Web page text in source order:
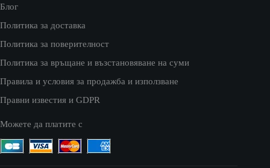
Блог
Политика за доставка
Политика за поверителност
Политика за връщане и възстановяване на суми
Правила и условия за продажба и използване
Правни известия и GDPR
Можете да платите с